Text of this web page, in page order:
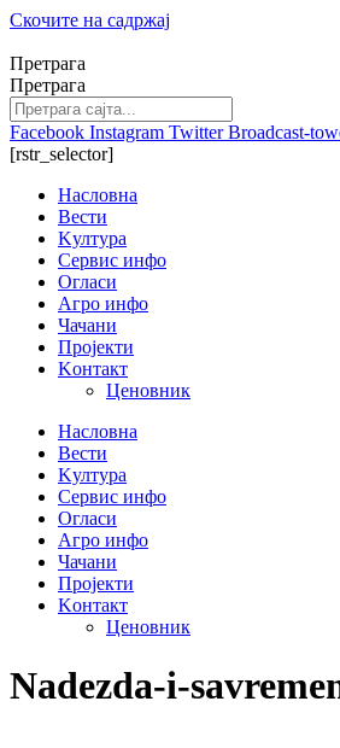
Скочите на садржај
Претрага
Претрага
Facebook Instagram Twitter Broadcast-
[rstr_selector]
Насловна
Вести
Kултура
Сервис инфо
Огласи
Агро инфо
Чачани
Пројекти
Kонтакт
Ценовник
Насловна
Вести
Kултура
Сервис инфо
Огласи
Агро инфо
Чачани
Пројекти
Kонтакт
Ценовник
Nadezda-i-